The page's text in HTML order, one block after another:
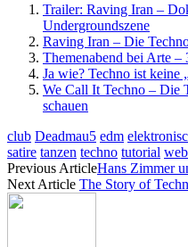
Trailer: Raving Iran –
Undergroundszene
Raving Iran – Die
Themenabend bei Arte –
Ja wie? Techno ist keine
We Call It Techno – Die
schauen
club Deadmau5 edm
satire tanzen techno tutorial
Previous ArticleHans Zimmer
Next Article The Story of